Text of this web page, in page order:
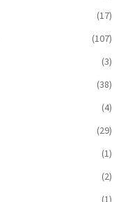
(17)
(107)
(3)
(38)
(4)
(29)
(1)
(2)
(1)